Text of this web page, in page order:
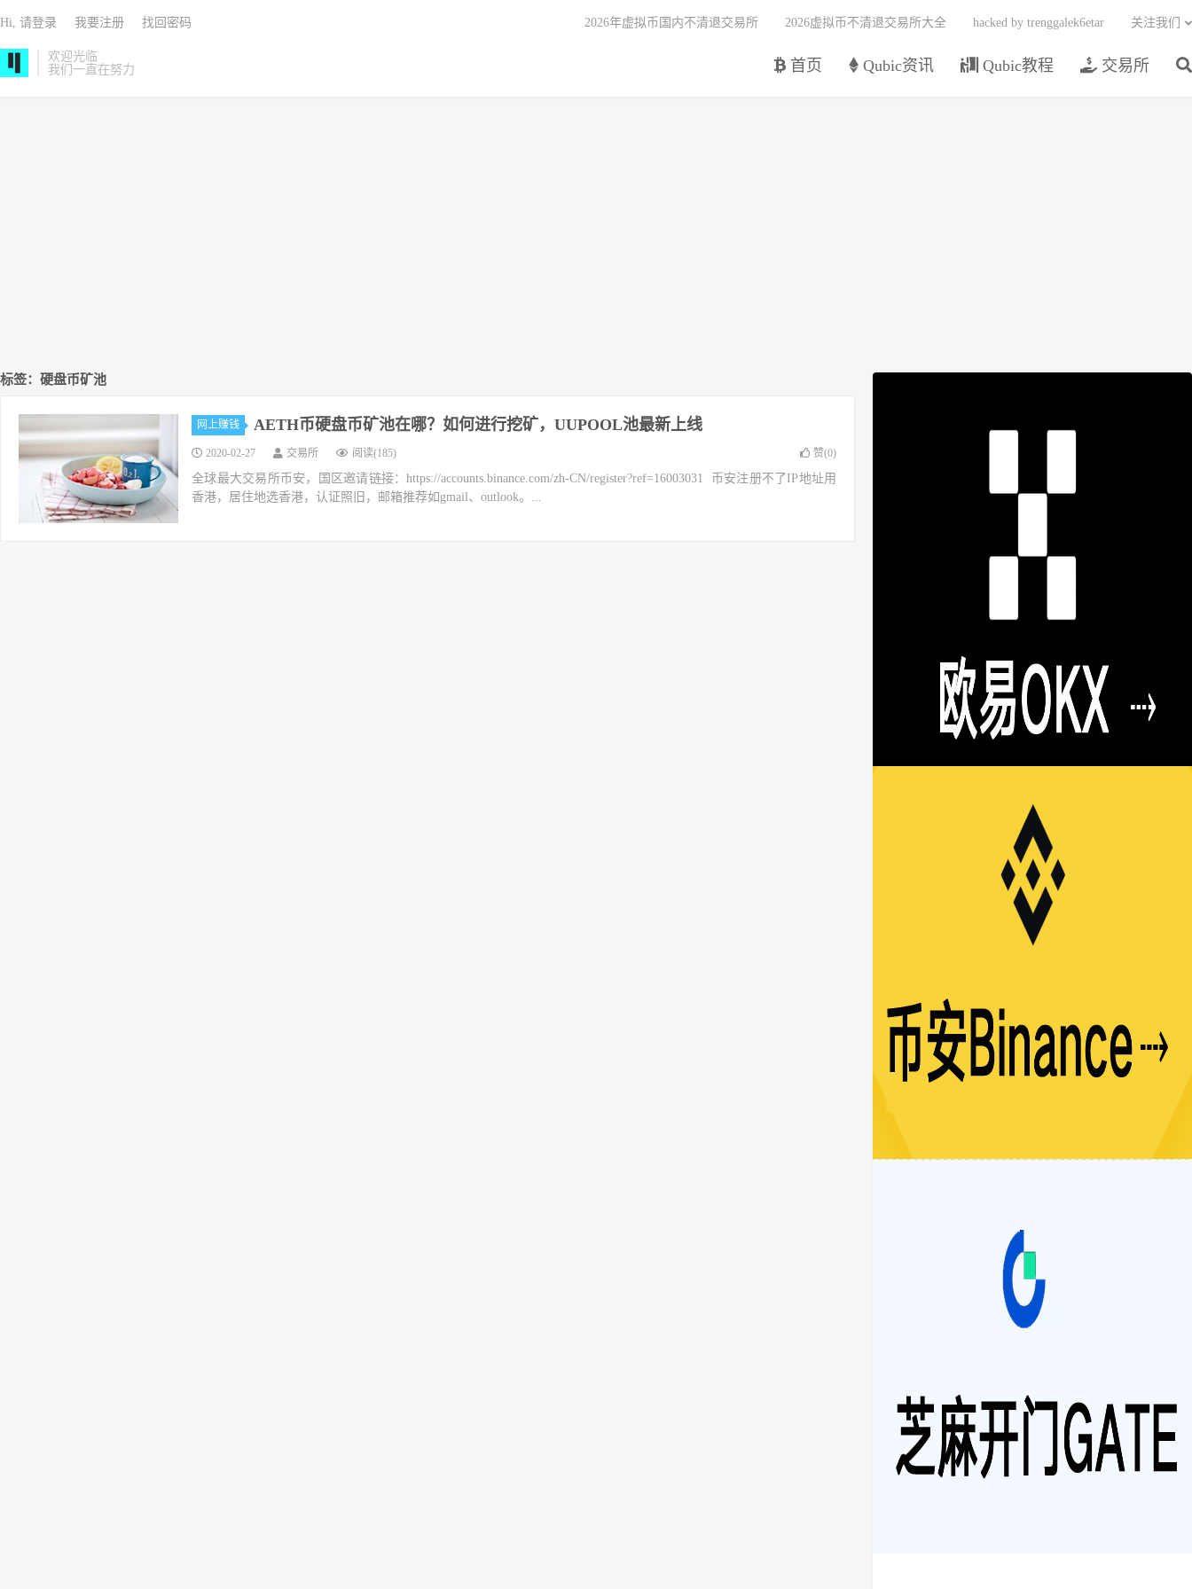
欢迎光临
我们一直在努力
首页 Qubic资讯 Qubic教程 交易所
2026年虚拟币国内不清退交易所 2026虚拟币不清退交易所大全 hacked by trenggalek6etar 关注我们
Hi, 请登录 我要注册 找回密码
标签：硬盘币矿池
网上赚钱 AETH币硬盘币矿池在哪？如何进行挖矿，UUPOOL池最新上线
2020-02-27 交易所 阅读(185) 赞(0)
全球最大交易所币安，国区邀请链接：https://accounts.binance.com/zh-CN/register?ref=16003031 币安注册不了IP地址用
香港，居住地选香港，认证照旧，邮箱推荐如gmail、outlook。...